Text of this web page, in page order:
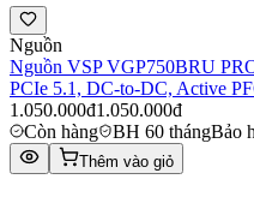
Nguồn
Nguồn VSP VGP750BRU
PCIe 5.1, DC-to-DC, Active
1.050.000đ1.050.000đ
Còn hàng
BH 60 thángBảo
Thêm vào giỏ